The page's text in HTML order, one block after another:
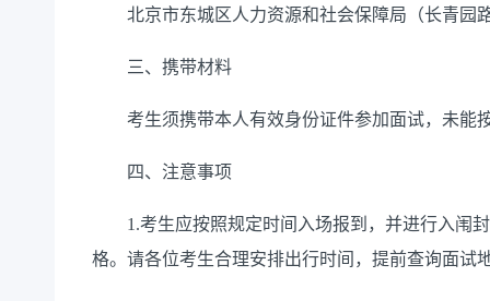
北京市东城区人力资源和社会保障局（长青园
三、携带材料
考生须携带本人有效身份证件参加面试，未能
四、注意事项
1.考生应按照规定时间入场报到，并进行入闱封
格。请各位考生合理安排出行时间，提前查询面试